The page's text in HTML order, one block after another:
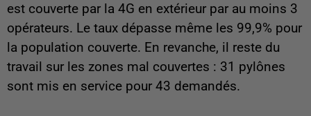
est couverte par la 4G en extérieur par au moins 3
opérateurs. Le taux dépasse même les 99,9% pour
la population couverte. En revanche, il reste du
travail sur les zones mal couvertes : 31 pylônes
sont mis en service pour 43 demandés.